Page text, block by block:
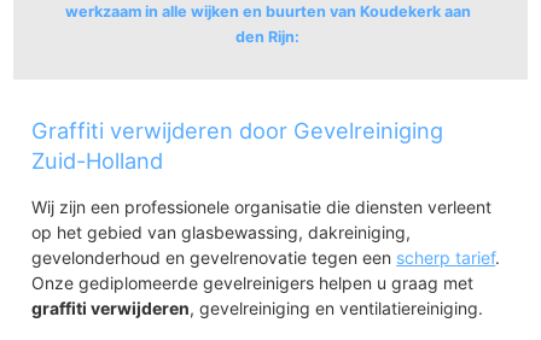
werkzaam in alle wijken en buurten van Koudekerk aan
den Rijn:
Koudekerk aan den Rijn-Noord
Koudekerk aan den Rijn-Zuid
Graffiti verwijderen door Gevelreiniging
Zuid-Holland
Wij zijn een professionele organisatie die diensten verleent
op het gebied van glasbewassing, dakreiniging,
gevelonderhoud en gevelrenovatie tegen een scherp tarief.
Onze gediplomeerde gevelreinigers helpen u graag met
graffiti verwijderen, gevelreiniging en ventilatiereiniging.